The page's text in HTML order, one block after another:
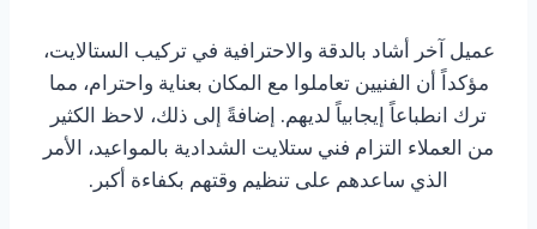
عميل آخر أشاد بالدقة والاحترافية في تركيب الستالايت،
مؤكداً أن الفنيين تعاملوا مع المكان بعناية واحترام، مما
ترك انطباعاً إيجابياً لديهم. إضافةً إلى ذلك، لاحظ الكثير
من العملاء التزام فني ستلايت الشدادية بالمواعيد، الأمر
الذي ساعدهم على تنظيم وقتهم بكفاءة أكبر.